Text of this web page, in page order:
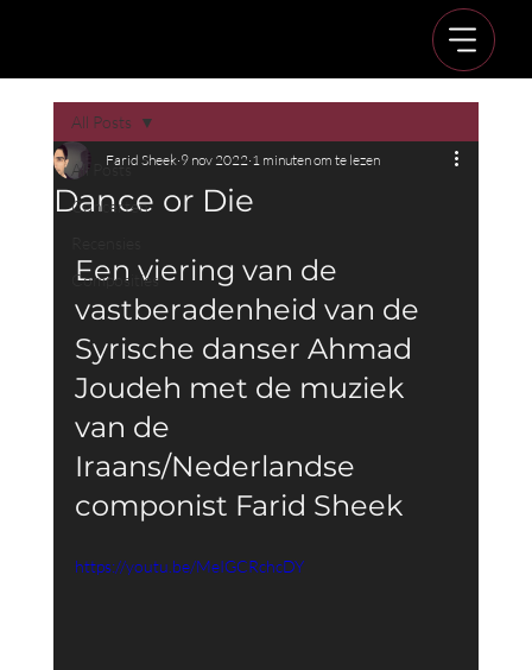
All Posts
Concerten
Composities
All Posts
Dance or Die
Farid Sheek 9 nov 2022 1 minuten om te lezen
Een viering van de
vastberadenheid van de
Syrische danser Ahmad
Joudeh met de muziek
van de
Iraans/Nederlandse
componist Farid Sheek
https://youtu.be/MeIGCRchcDY